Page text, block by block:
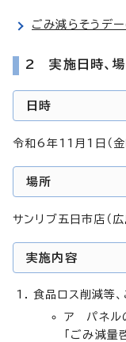
ごみ減らそうデ
2 実施日時、
日時
令和6年11月1日（
場所
サンリブ五日市店（
実施内容
食品ロス削減等
ア パネル
「ごみ減量